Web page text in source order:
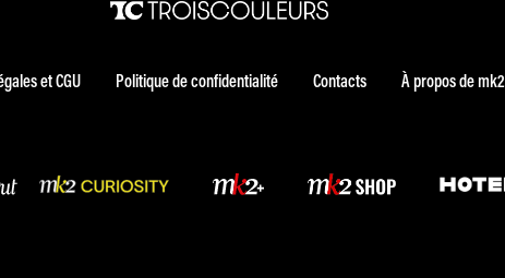
et CGU Politique de confidentialité Contacts À propos de mk2